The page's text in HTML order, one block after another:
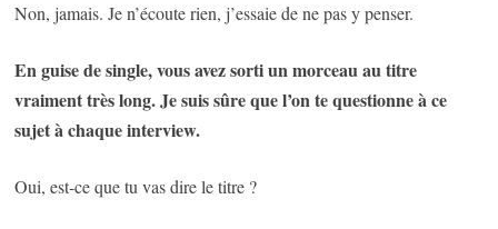
Non, jamais. Je n’écoute rien, j’essaie de ne pas y penser.
En guise de single, vous avez sorti un morceau au titre
vraiment très long. Je suis sûre que l’on te questionne à ce
sujet à chaque interview.
Oui, est-ce que tu vas dire le titre ?